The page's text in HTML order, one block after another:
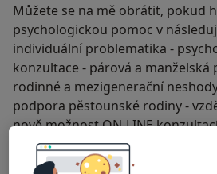
Můžete se na mě obrátit, pokud
psychologickou pomoc v
individuální problematika -
konzultace - párová a manželská
rodinné a mezigenerační
podpora pěstounské rodiny -
nově možnost ON-LINE
O mně